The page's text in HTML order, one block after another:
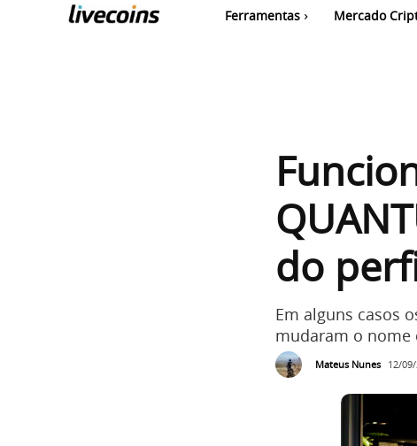
Ferramentas Mercado
do
Em alguns casos
mudaram o nome
Mateus Nunes 12/